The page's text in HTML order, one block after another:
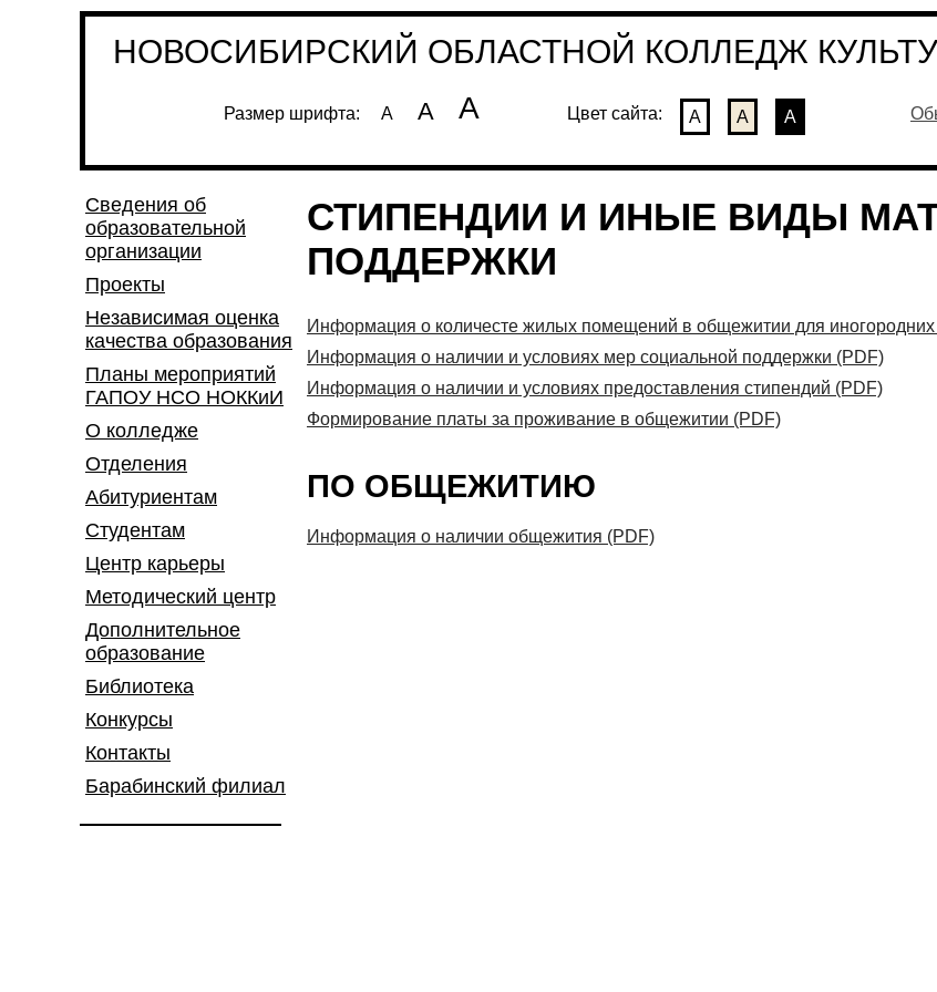
НОВОСИБИРСКИЙ ОБЛАСТНОЙ КОЛЛЕДЖ
Размер шрифта: А А А Цвет сайта: А А А
Сведения об
образовательной
организации
Проекты
Независимая оценка
качества образования
Планы мероприятий
ГАПОУ НСО НОККиИ
О колледже
Отделения
Абитуриентам
Студентам
Центр карьеры
Методический центр
Дополнительное
образование
Библиотека
Конкурсы
Контакты
Барабинский филиал
СТИПЕНДИИ И ИНЫЕ ВИДЫ
ПОДДЕРЖКИ
Информация о количесте жилых помещений в общежитии для
Информация о наличии и условиях мер социальной поддержки (PDF)
Информация о наличии и условиях предоставления стипендий (PDF)
Формирование платы за проживание в общежитии (PDF)
ПО ОБЩЕЖИТИЮ
Информация о наличии общежития (PDF)